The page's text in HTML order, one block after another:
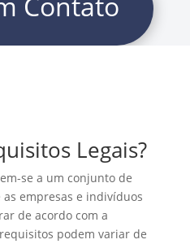
Legais?
se a um conjunto de
empresas e indivíduos
de acordo com a
podem variar de